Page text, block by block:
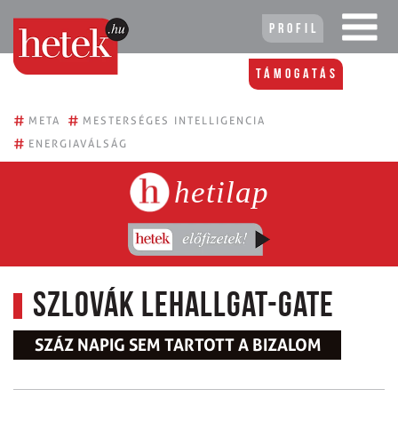
Profil
Támogatás
# META # MESTERSÉGES INTELLIGENCIA
# ENERGIAVÁLSÁG
hetilap
Szlovák lehallgat-gate
SZÁZ NAPIG SEM TARTOTT A BIZALOM